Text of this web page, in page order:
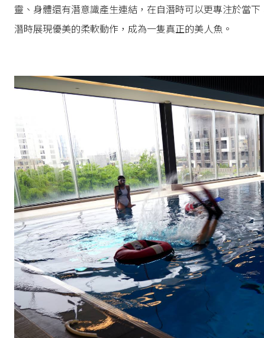
靈、身體還有潛意識產生連結，在自潛時可以更專注於當
潛時展現優美的柔軟動作，成為一隻真正的美人魚。